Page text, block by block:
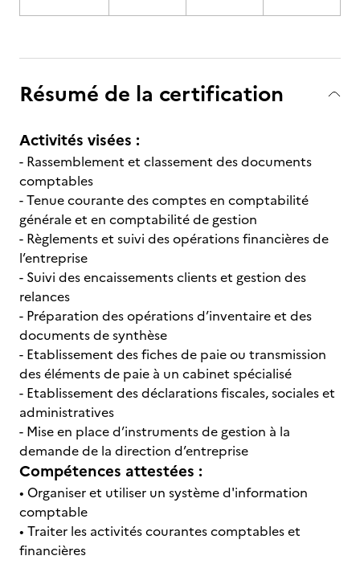
Résumé de la certification
Activités visées :
- Rassemblement et classement des documents
comptables
- Tenue courante des comptes en comptabilité
générale et en comptabilité de gestion
- Règlements et suivi des opérations financières de
l’entreprise
- Suivi des encaissements clients et gestion des
relances
- Préparation des opérations d’inventaire et des
documents de synthèse
- Etablissement des fiches de paie ou transmission
des éléments de paie à un cabinet spécialisé
- Etablissement des déclarations fiscales, sociales et
administratives
- Mise en place d’instruments de gestion à la
demande de la direction d’entreprise
Compétences attestées :
• Organiser et utiliser un système d'information
comptable
• Traiter les activités courantes comptables et
financières